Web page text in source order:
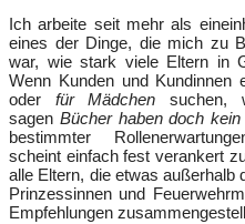
Ich arbeite seit mehr als
eines der Dinge, die mich zu
war, wie stark viele Eltern in
Wenn Kunden und
oder für Mädchen suchen,
sagen Bücher haben doch
bestimmter
scheint einfach fest verankert
alle Eltern, die etwas
Prinzessinnen und
Empfehlungen